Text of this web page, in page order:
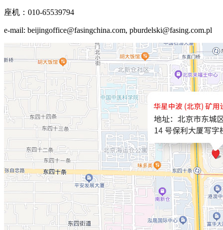
座机：010-65539794
e-mail: beijingoffice@fasingchina.com, pburdelski@fasing.com.pl